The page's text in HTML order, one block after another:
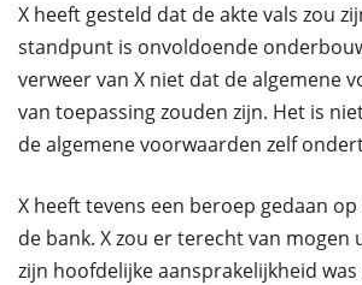
X heeft gesteld dat de akte vals zou
standpunt is onvoldoende
verweer van X niet dat de algemene
van toepassing zouden zijn. Het is
de algemene voorwaarden zelf
X heeft tevens een beroep gedaan
de bank. X zou er terecht van
zijn hoofdelijke aansprakelijkheid